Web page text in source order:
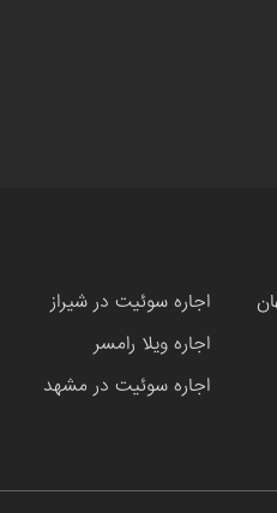
اجاره سوئیت در شیراز
اجاره ویلا رامسر
اجاره سوئیت در مشهد